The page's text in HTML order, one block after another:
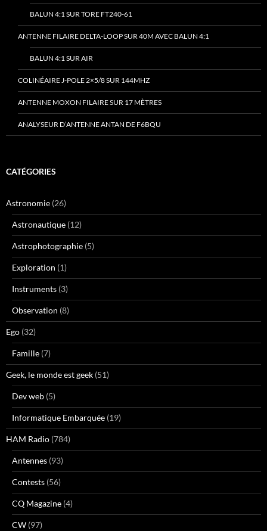
BALUN 4:1 SUR TORE FT240-61
ANTENNE FILAIRE DELTA-LOOP SUR 40M AVEC BALUN 4:1
BALUN 4:1 SUR AIR
COLINÉAIRE J-POLE 2×5/8 SUR 144MHZ
ANTENNE MOXON FILAIRE SUR 17 MÈTRES
ANALYSEUR D’ANTENNE ANTAN DE F6BQU
CATÉGORIES
Astronomie (26)
Astronautique (12)
Astrophotographie (5)
Exploration (1)
Instruments (3)
Observation (8)
Ego (32)
Famille (7)
Geek, le monde est geek (51)
Dev web (5)
Informatique Embarquée (19)
HAM Radio (784)
Antennes (93)
Contests (56)
CQ Magazine (4)
CW (97)